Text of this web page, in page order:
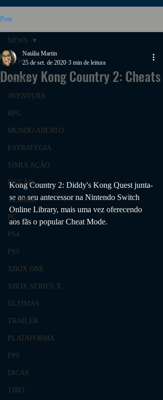
Post
NEWS
AÇÃO
AVENTURA
RPG
MUNDO ABERTO
ESTRATÉGIA
SIMULAÇÃO
FICÇÃO
TERROR
PC
PS4
PS5
XBOX ONE
XBOX SERIES X
ÚLTIMAS
TRAILER
PLATAFORMA
FPS
DICAS
TIRO
NEWS
Donkey Kong Country 2: Cheats
Natália Martin
25 de set. de 2020 3 min de leitura
Kong Country 2: Diddy's Kong Quest junta-
se ao seu antecessor na Nintendo Switch
Online Library, mais uma vez oferecendo
aos fãs o popular Cheat Mode.